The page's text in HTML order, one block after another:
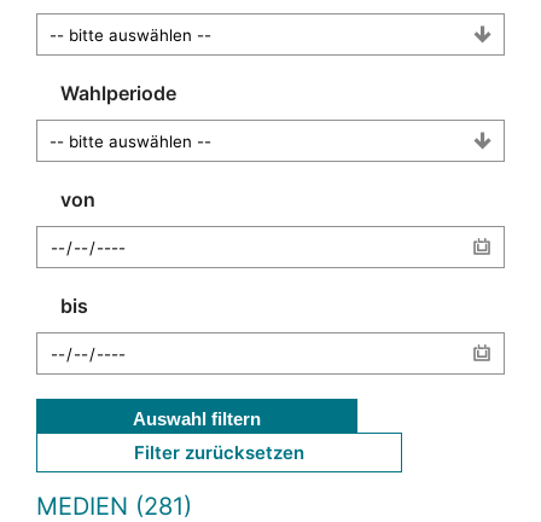
Wahlperiode
von
bis
Auswahl filtern
Filter zurücksetzen
MEDIEN (281)